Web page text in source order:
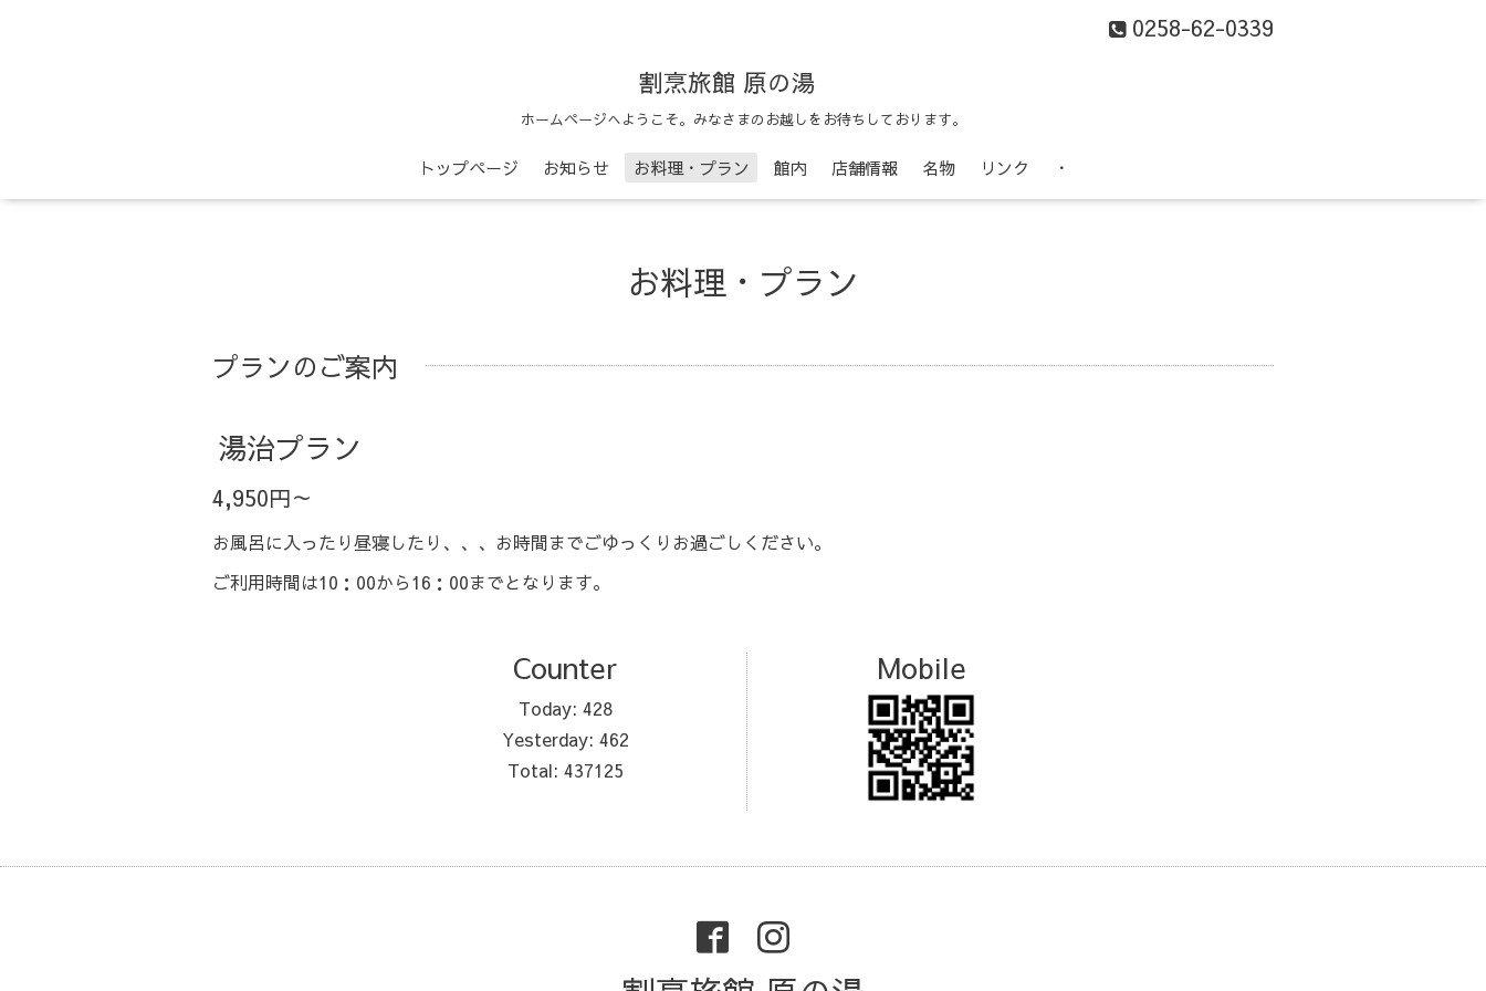
0258-62-0339
割烹旅館 原の湯
ホームページへようこそ。みなさまのお越しをお待ちしております。
トップページ お知らせ お料理・プラン 館内 店舗情報 名物 リンク ・
お料理・プラン
プランのご案内
湯治プラン
4,950円～
お風呂に入ったり昼寝したり、、、お時間までごゆっくりお過ごしください。
ご利用時間は10：00から16：00までとなります。
Counter
Today: 428
Yesterday: 462
Total: 437125
Mobile